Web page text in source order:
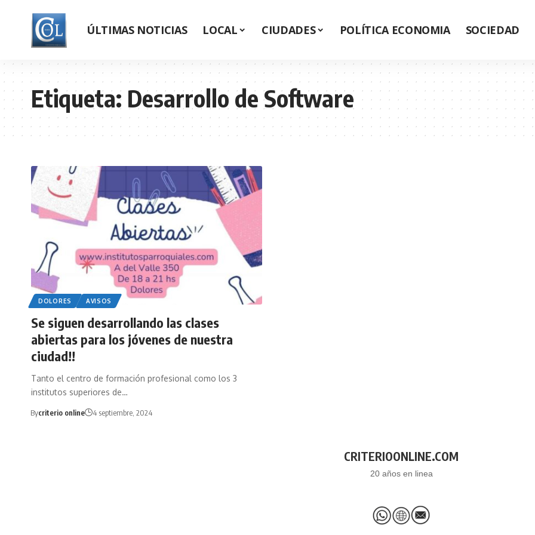
ÚLTIMAS NOTICIAS LOCAL CIUDADES POLÍTICA ECONOMIA SOCIEDAD
Etiqueta: Desarrollo de Software
DOLORES AVISOS
Se siguen desarrollando las clases
abiertas para los jóvenes de nuestra
ciudad!!
Tanto el centro de formación profesional como los 3
institutos superiores de…
Bycriterio online 4 septiembre, 2024
CRITERIOONLINE.COM
20 años en linea